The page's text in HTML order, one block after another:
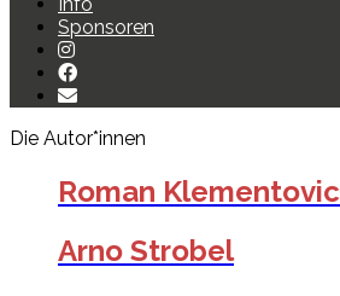
Sponsoren
Die Autor*innen
Roman Klementovic
Arno Strobel